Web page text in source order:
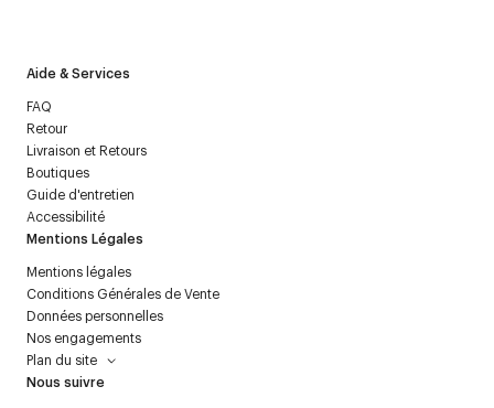
Aide & Services
FAQ
Retour
Livraison et Retours
Boutiques
Guide d'entretien
Accessibilité
Mentions Légales
Mentions légales
Conditions Générales de Vente
Données personnelles
Nos engagements
Plan du site
Nous suivre